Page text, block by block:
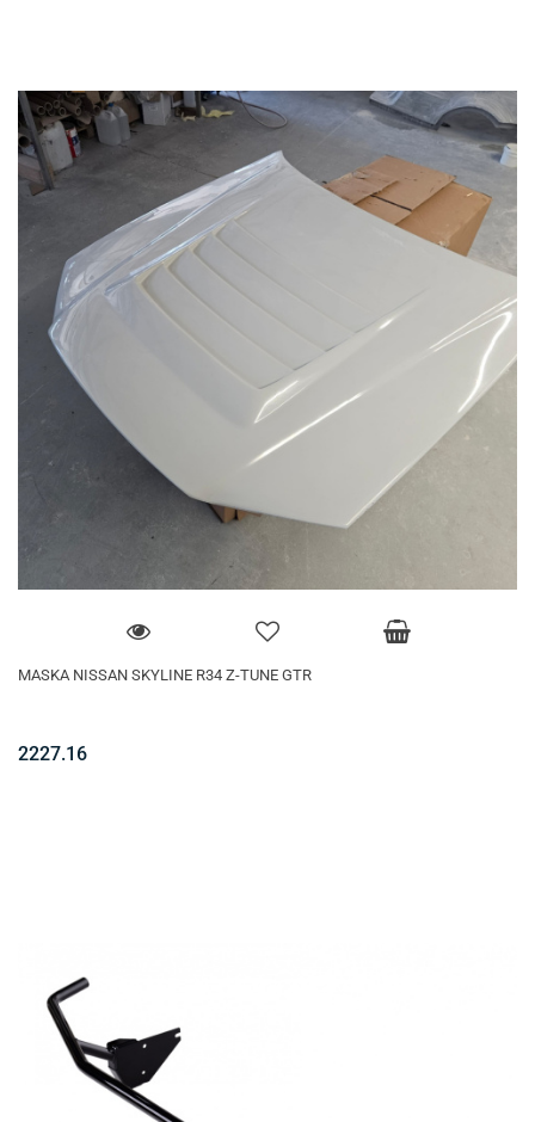
MASKA NISSAN SKYLINE R34 Z-TUNE GTR
2227.16